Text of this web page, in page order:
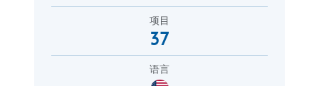
项目
37
语言